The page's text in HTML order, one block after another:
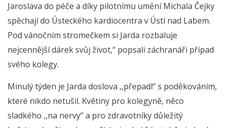
Jaroslava do péče a díky pilotnímu umění Michala Čejky
spěchají do Ústeckého kardiocentra v Ústí nad Labem.
Pod vánočním stromečkem si Jarda rozbaluje
nejcennější dárek svůj život,“ popsali záchranáři případ
svého kolegy.
Minulý týden je Jarda doslova ,,přepadl“ s poděkováním,
které nikdo netušil. Květiny pro kolegyně, něco
sladkého ,,na nervy” a pro zdravotníky důležitý